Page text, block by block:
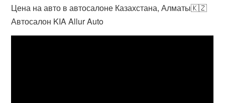
Цена на авто в автосалоне Казахстана, Алматы🇰🇿
Автосалон KIA Allur Auto